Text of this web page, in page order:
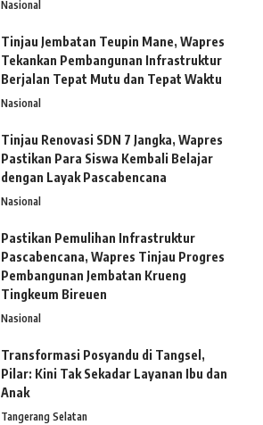
Nasional
Tinjau Jembatan Teupin Mane, Wapres
Tekankan Pembangunan Infrastruktur
Berjalan Tepat Mutu dan Tepat Waktu
Nasional
Tinjau Renovasi SDN 7 Jangka, Wapres
Pastikan Para Siswa Kembali Belajar
dengan Layak Pascabencana
Nasional
Pastikan Pemulihan Infrastruktur
Pascabencana, Wapres Tinjau Progres
Pembangunan Jembatan Krueng
Tingkeum Bireuen
Nasional
Transformasi Posyandu di Tangsel,
Pilar: Kini Tak Sekadar Layanan Ibu dan
Anak
Tangerang Selatan